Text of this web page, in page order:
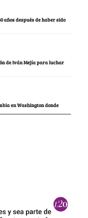
años después de haber sido
de Iván Mejía para luchar
en Washington donde